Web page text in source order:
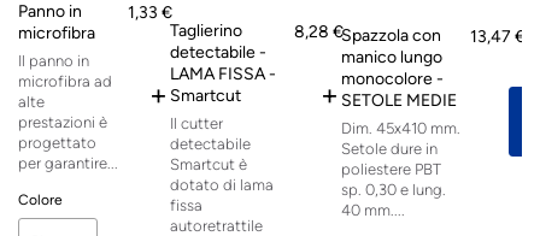
Panno in
microfibra
Il panno in
microfibra ad
alte
prestazioni è
progettato
per garantire...
1,33 €
Colore
+
Taglierino
detectabile -
LAMA FISSA -
Smartcut
Il cutter
detectabile
Smartcut è
dotato di lama
fissa
autoretrattile
8,28 €
+
Spazzola con
manico lungo
monocolore -
SETOLE MEDIE
Dim. 45x410 mm.
Setole dure in
poliestere PBT
sp. 0,30 e lung.
40 mm....
13,47 €